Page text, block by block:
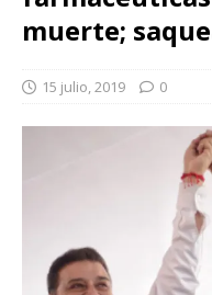
muerte;
15 julio, 2019 0